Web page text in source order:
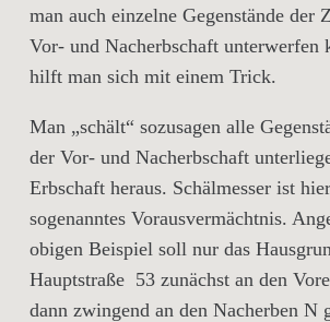
man auch einzelne Gegenstände der
Vor- und Nacherbschaft unterwerfen
hilft man sich mit einem Trick.
Man „schält“ sozusagen alle
der Vor- und Nacherbschaft
Erbschaft heraus. Schälmesser ist
sogenanntes Vorausvermächtnis.
obigen Beispiel soll nur das
Hauptstraße 53 zunächst an den
dann zwingend an den Nacherben N